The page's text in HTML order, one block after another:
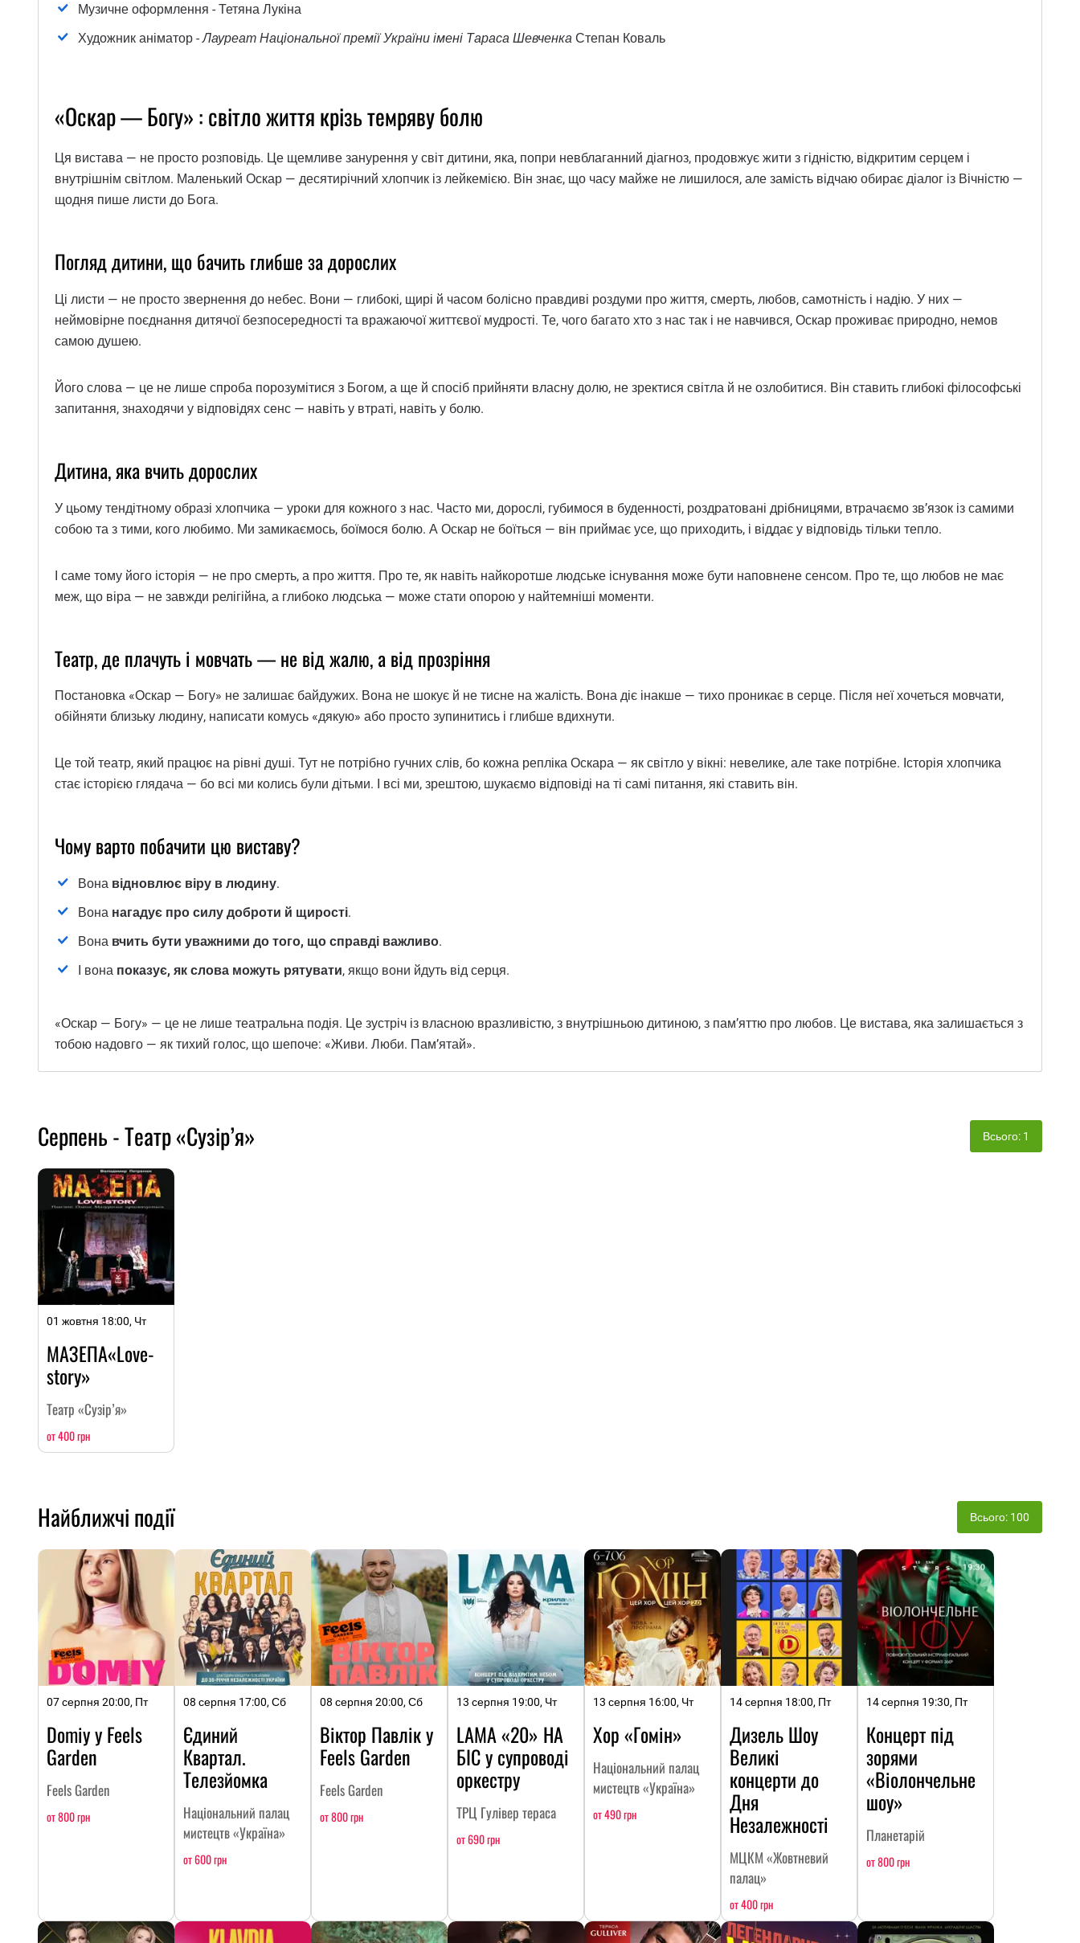
Музичне оформлення - Тетяна Лукіна
Художник аніматор -Лауреат Національної премії України імені Тараса Шевченка Степан Коваль
«Оскар — Богу» : світло життя крізь темряву болю
Ця вистава — не просто розповідь. Це щемливе занурення у світ дитини, яка, попри невблаганний діагноз, продовжує жити з гідністю, відкритим серцем і
внутрішнім світлом. Маленький Оскар — десятирічний хлопчик із лейкемією. Він знає, що часу майже не лишилося, але замість відчаю обирає діалог із Вічністю —
щодня пише листи до Бога.
Погляд дитини, що бачить глибше за дорослих
Ці листи — не просто звернення до небес. Вони — глибокі, щирі й часом болісно правдиві роздуми про життя, смерть, любов, самотність і надію. У них —
неймовірне поєднання дитячої безпосередності та вражаючої життєвої мудрості. Те, чого багато хто з нас так і не навчився, Оскар проживає природно, немов
самою душею.
Його слова — це не лише спроба порозумітися з Богом, а ще й спосіб прийняти власну долю, не зректися світла й не озлобитися. Він ставить глибокі філософські
запитання, знаходячи у відповідях сенс — навіть у втраті, навіть у болю.
Дитина, яка вчить дорослих
У цьому тендітному образі хлопчика — уроки для кожного з нас. Часто ми, дорослі, губимося в буденності, роздратовані дрібницями, втрачаємо зв’язок із самими
собою та з тими, кого любимо. Ми замикаємось, боїмося болю. А Оскар не боїться — він приймає усе, що приходить, і віддає у відповідь тільки тепло.
І саме тому його історія — не про смерть, а про життя. Про те, як навіть найкоротше людське існування може бути наповнене сенсом. Про те, що любов не має
меж, що віра — не завжди релігійна, а глибоко людська — може стати опорою у найтемніші моменти.
Театр, де плачуть і мовчать — не від жалю, а від прозріння
Постановка «Оскар — Богу» не залишає байдужих. Вона не шокує й не тисне на жалість. Вона діє інакше — тихо проникає в серце. Після неї хочеться мовчати,
обійняти близьку людину, написати комусь «дякую» або просто зупинитись і глибше вдихнути.
Це той театр, який працює на рівні душі. Тут не потрібно гучних слів, бо кожна репліка Оскара — як світло у вікні: невелике, але таке потрібне. Історія хлопчика
стає історією глядача — бо всі ми колись були дітьми. І всі ми, зрештою, шукаємо відповіді на ті самі питання, які ставить він.
Чому варто побачити цю виставу?
Вона відновлює віру в людину.
Вона нагадує про силу доброти й щирості.
Вона вчить бути уважними до того, що справді важливо.
І вона показує, як слова можуть рятувати, якщо вони йдуть від серця.
«Оскар — Богу» — це не лише театральна подія. Це зустріч із власною вразливістю, з внутрішньою дитиною, з пам’яттю про любов. Це вистава, яка залишається з
тобою надовго — як тихий голос, що шепоче: «Живи. Люби. Пам’ятай».
Серпень - Театр «Сузір’я» Всього: 1
01 жовтня 18:00, Чт
МАЗЕПА«Love-
story»
Театр «Сузір’я»
от 400 грн
Найближчі події Всього: 100
07 серпня 20:00, Пт
Domiy у Feels
Garden
Feels Garden
от 800 грн
08 серпня 17:00, Сб
Єдиний
Квартал.
Телезйомка
Національний палац
мистецтв «Україна»
от 600 грн
08 серпня 20:00, Сб
Віктор Павлік у
Feels Garden
Feels Garden
от 800 грн
13 серпня 19:00, Чт
LAMA «20» НА
БІС у супроводі
оркестру
ТРЦ Гулівер тераса
от 690 грн
13 серпня 16:00, Чт
Хор «Гомін»
Національний палац
мистецтв «Україна»
от 490 грн
14 серпня 18:00, Пт
Дизель Шоу
Великі
концерти до
Дня
Незалежності
МЦКМ «Жовтневий
палац»
от 400 грн
14 серпня 19:30, Пт
Концерт під
зорями
«Віолончельне
шоу»
Планетарій
от 800 грн